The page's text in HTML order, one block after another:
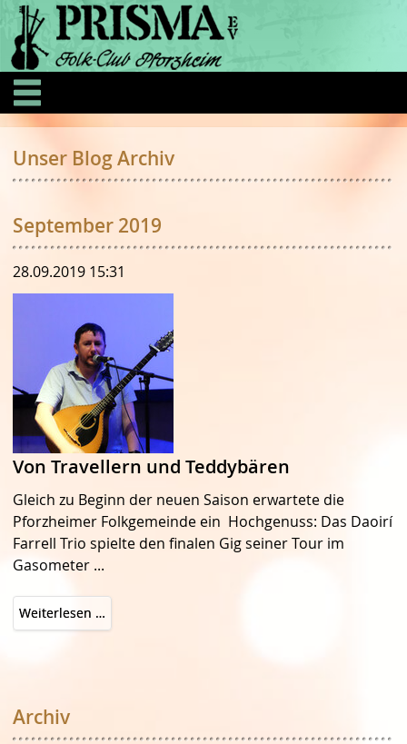
Unser Blog Archiv
September 2019
28.09.2019 15:31
Von Travellern und Teddybären
Gleich zu Beginn der neuen Saison erwartete die
Pforzheimer Folkgemeinde ein Hochgenuss: Das Daoirí
Farrell Trio spielte den finalen Gig seiner Tour im
Gasometer ...
Weiterlesen …
Travellern
Archiv